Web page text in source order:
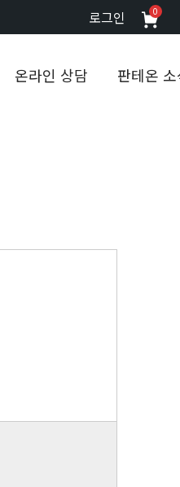
로그인 0
온라인 상담 판테온